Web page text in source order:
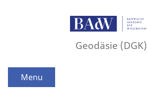
Geodäsie (DGK)
Menu